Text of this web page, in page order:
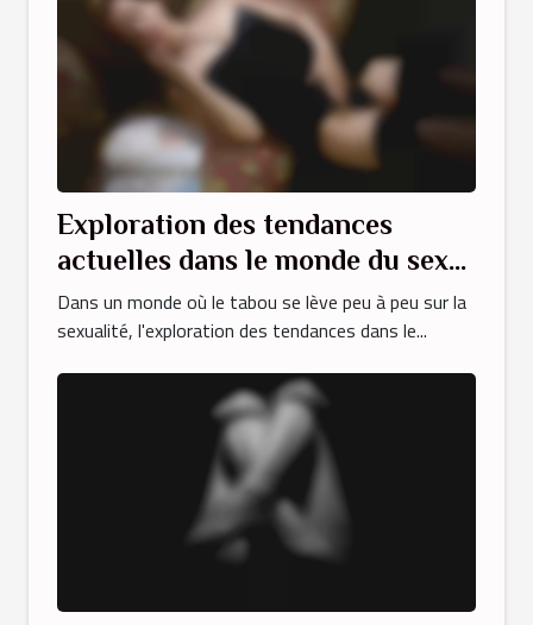
Exploration des tendances
actuelles dans le monde du sexe
amateur
Dans un monde où le tabou se lève peu à peu sur la
sexualité, l'exploration des tendances dans le...